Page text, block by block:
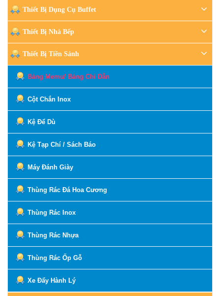
Thiết Bị Dụng Cụ Buffet
Thiết Bị Nhà Bếp
Thiết Bị Tiền Sảnh
Bảng Memu/ Bảng Chỉ Dẫn
Cột Chắn Inox
Kệ Để Dù
Kệ Tạp Chí / Sách Báo
Máy Đánh Giày
Thùng Rác Đá Hoa Cương
Thùng Rác Inox
Thùng Rác Nhựa
Thùng Rác Ốp Gỗ
Xe Đẩy Hành Lý